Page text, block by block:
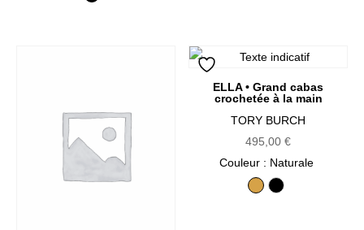
Black
ELLA • Grand cabas
crochetée à la main
TORY BURCH
495,00€
Couleur: Naturale
Naturale
Noir